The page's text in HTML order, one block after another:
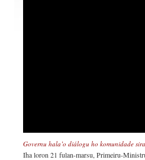
Governu hala’o diálogu ho komunidade
Iha loron 21 fulan-marsu, Primeiru-